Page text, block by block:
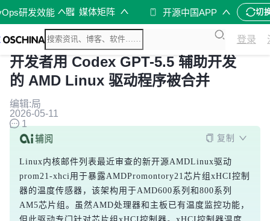
研发效能 媒体矩阵 开源中国APP 切
登录
开发者用 Codex GPT-5.5 辅助开发
的 AMD Linux 驱动程序被合并
编辑:局
2026-05-11
1
复制
Linux内核邮件列表最近审查的新开源AMDLinux驱动
prom21-xhci用于暴露AMDPromontory21芯片组xHCI控制
器的温度传感器，该架构用于AMD600系列和800系列
AM5芯片组。虽然AMD处理器和主板已有温度监控功能，